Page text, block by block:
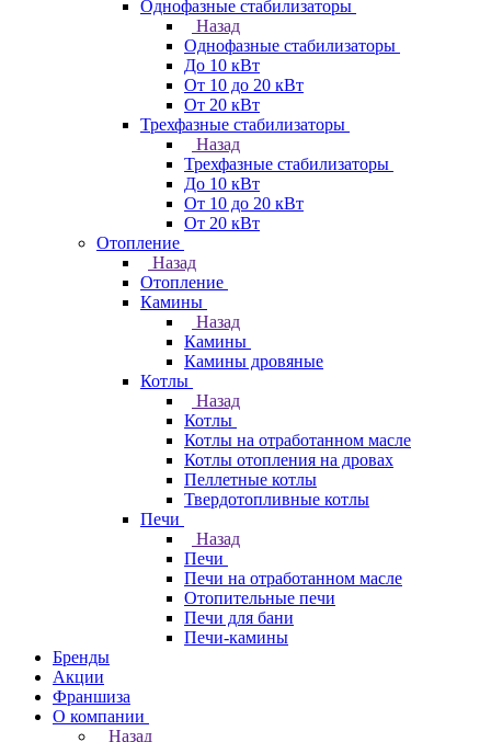
Однофазные стабилизаторы
Назад
Однофазные стабилизаторы
До 10 кВт
От 10 до 20 кВт
От 20 кВт
Трехфазные стабилизаторы
Назад
Трехфазные стабилизаторы
До 10 кВт
От 10 до 20 кВт
От 20 кВт
Отопление
Назад
Отопление
Камины
Назад
Камины
Камины дровяные
Котлы
Назад
Котлы
Котлы на отработанном масле
Котлы отопления на дровах
Пеллетные котлы
Твердотопливные котлы
Печи
Назад
Печи
Печи на отработанном масле
Отопительные печи
Печи для бани
Печи-камины
Бренды
Акции
Франшиза
О компании
Назад